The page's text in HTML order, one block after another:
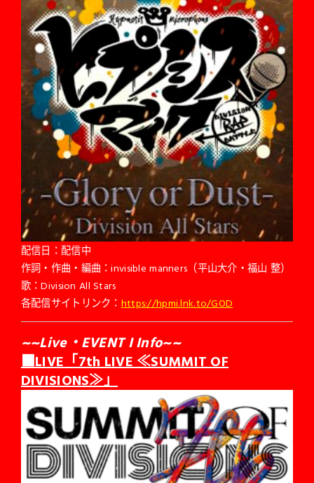
配信日：配信中
作詞・作曲・編曲：invisible manners（平山大介・福山 整）
歌：Division All Stars
各配信サイトリンク： https://hpmi.lnk.to/GOD
~~Live・EVENT I Info~~
■LIVE 「7th LIVE ≪SUMMIT OF
DIVISIONS≫」